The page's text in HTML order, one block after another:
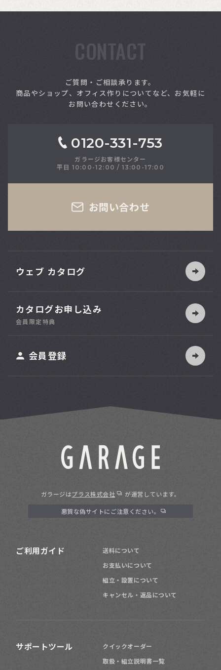
CONTACT
ご質問・ご相談承ります。
商品やショップ、オフィス作りについてなど、お気軽に
お問い合わせください。
0120-331-753
ガラージお客様センター
平日 10:00-12:00 / 13:00-17:00
お問い合わせ
ウェブ カタログ
カタログお申し込み
会員限定特典
会員登録
ガラージはプラス株式会社 が運営しています。
悪質な偽サイトにご注意ください。
ご利用ガイド
送料について
お支払いについて
組立・設置について
キャンセル・返品について
サポートツール
クイックオーダー
取扱・組立説明書一覧